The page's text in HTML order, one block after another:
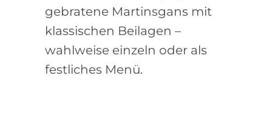
gebratene Martinsgans mit
klassischen Beilagen –
wahlweise einzeln oder als
festliches Menü.